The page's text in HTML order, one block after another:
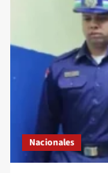
Nacionales